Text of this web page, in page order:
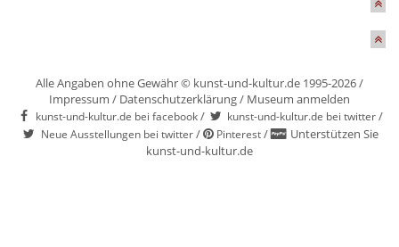
Alle Angaben ohne Gewähr © kunst-und-kultur.de 1995-2026 /
Impressum / Datenschutzerklärung/ Museum anmelden
kunst-und-kultur.de bei facebook/ kunst-und-kultur.de bei twitter/
Neue Ausstellungen bei twitter/ Pinterest/
Unterstützen Sie
kunst-und-kultur.de